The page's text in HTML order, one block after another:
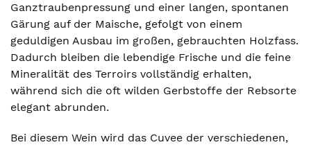
Ganztraubenpressung und einer langen, spontanen
Gärung auf der Maische, gefolgt von einem
geduldigen Ausbau im großen, gebrauchten Holzfass.
Dadurch bleiben die lebendige Frische und die feine
Mineralität des Terroirs vollständig erhalten,
während sich die oft wilden Gerbstoffe der Rebsorte
elegant abrunden.
Bei diesem Wein wird das Cuvee der verschiedenen,